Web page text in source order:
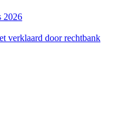
2026
verklaard door rechtbank